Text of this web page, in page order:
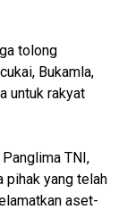
tolong
Bukamla,
untuk rakyat
TNI,
pihak yang telah
aset-